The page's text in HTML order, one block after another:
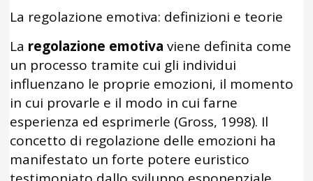
La regolazione emotiva: definizioni e teorie
La regolazione emotiva viene definita come
un processo tramite cui gli individui
influenzano le proprie emozioni, il momento
in cui provarle e il modo in cui farne
esperienza ed esprimerle (Gross, 1998). Il
concetto di regolazione delle emozioni ha
manifestato un forte potere euristico